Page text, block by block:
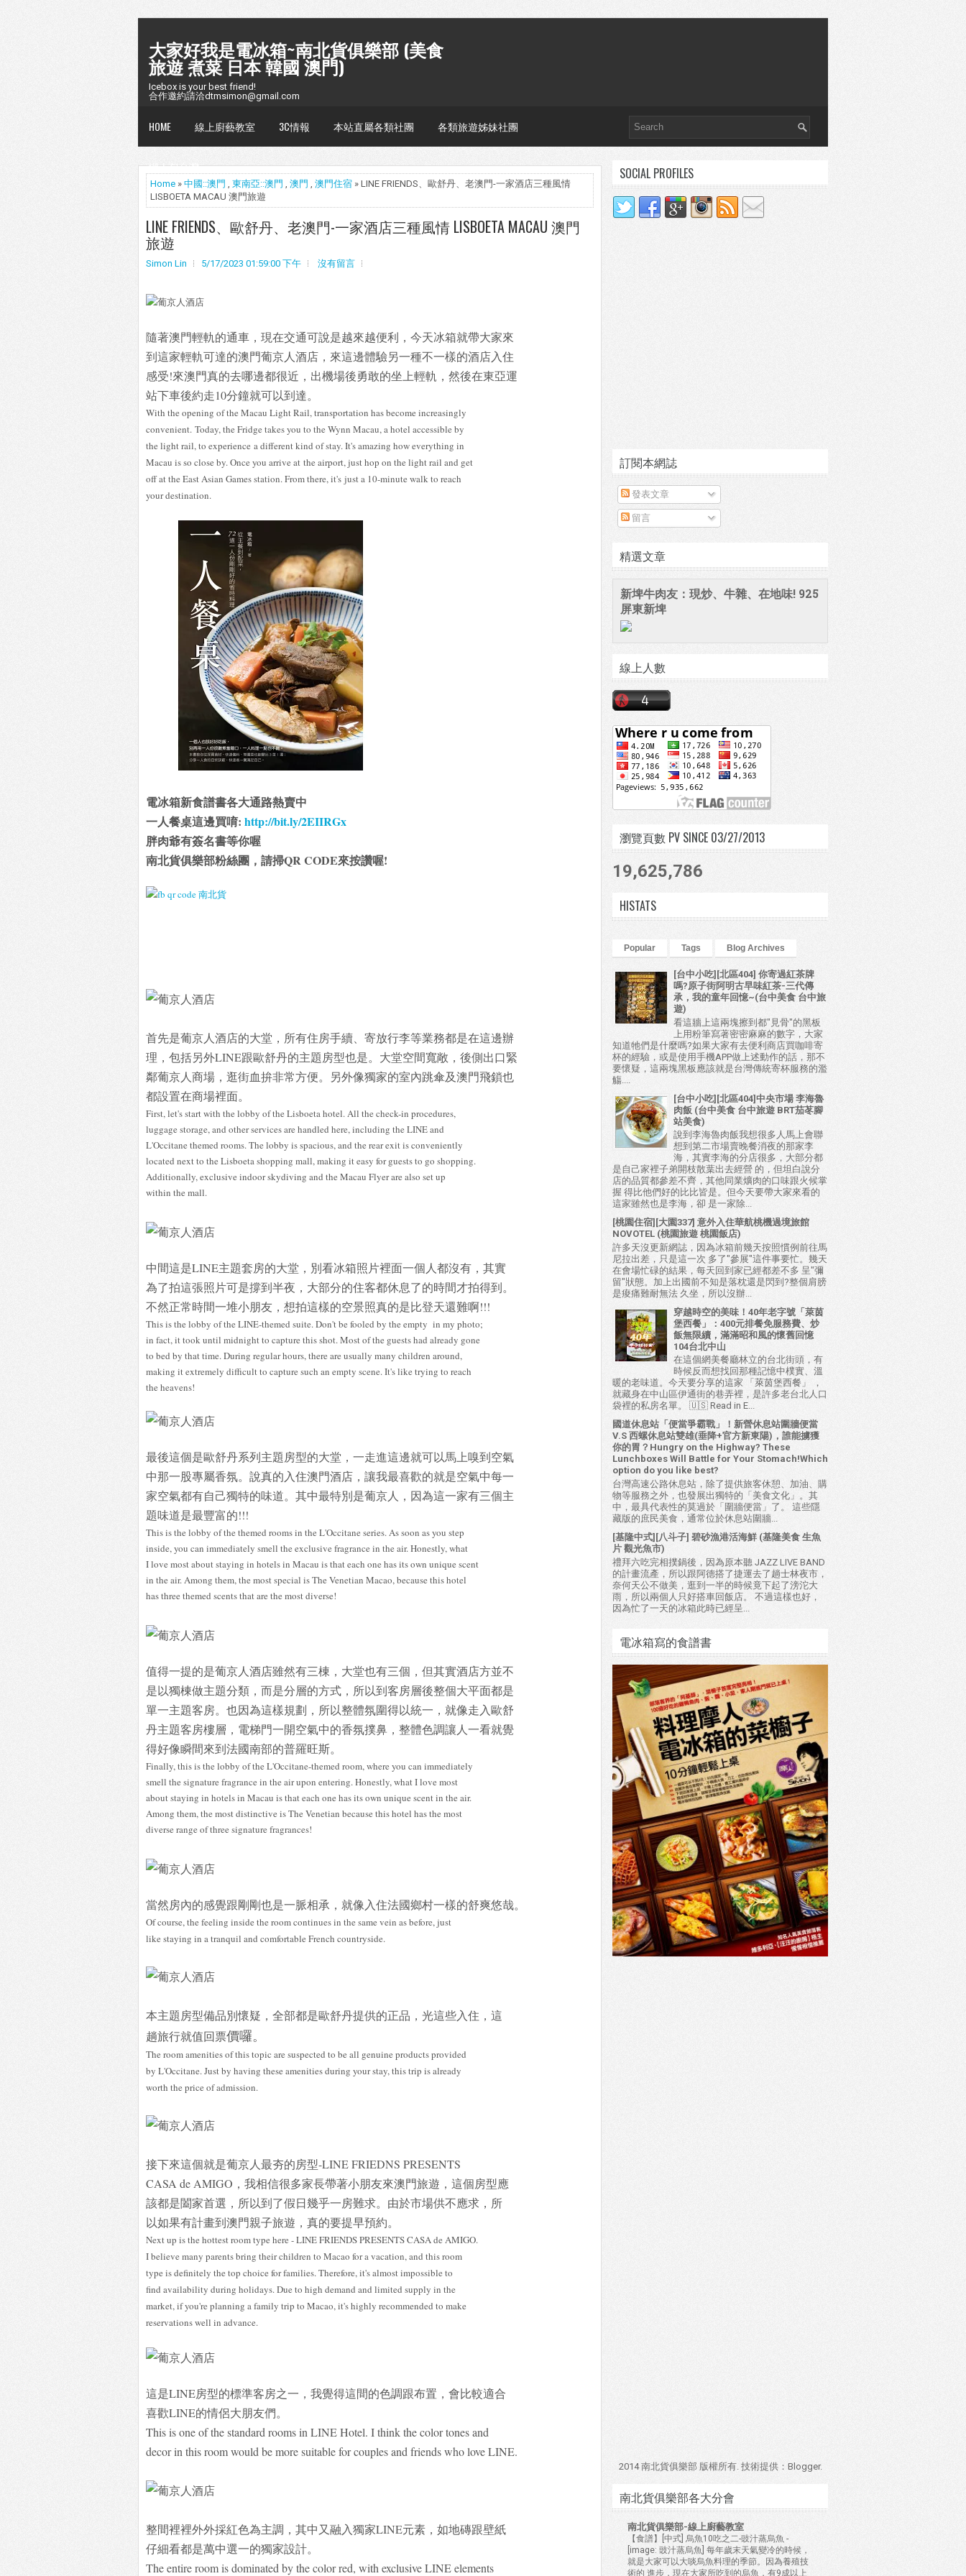
大家好我是電冰箱~南北貨俱樂部 (美食
旅遊 煮菜 日本 韓國 澳門)
Icebox is your best friend!
合作邀約請洽dtmsimon@gmail.com
HOME 線上廚藝教室 3C情報 本站直屬各類社團 各類旅遊姊妹社團
懶人包台灣
Home » 中國::澳門 , 東南亞::澳門 , 澳門 , 澳門住宿 » LINE FRIENDS、歐舒丹、老澳門-一家酒店三種風情
LISBOETA MACAU 澳門旅遊
LINE FRIENDS、歐舒丹、老澳門-一家酒店三種風情 LISBOETA MACAU 澳門
旅遊
Simon Lin 5/17/2023 01:59:00 下午 沒有留言
隨著澳門輕軌的通車，現在交通可說是越來越便利，今天冰箱就帶大家來
到這家輕軌可達的澳門葡京人酒店，來這邊體驗另一種不一樣的酒店入住
感受!來澳門真的去哪邊都很近，出機場後勇敢的坐上輕軌，然後在東亞運
站下車後約走10分鐘就可以到達。
With the opening of the Macau Light Rail, transportation has become increasingly
convenient. Today, the Fridge takes you to the Wynn Macau, a hotel accessible by
the light rail, to experience a different kind of stay. It's amazing how everything in
Macau is so close by. Once you arrive at the airport, just hop on the light rail and get
off at the East Asian Games station. From there, it's just a 10-minute walk to reach
your destination.
電冰箱新食譜書各大通路熱賣中
一人餐桌這邊買唷: http://bit.ly/2EIIRGx
胖肉爺有簽名書等你喔
南北貨俱樂部粉絲團，請掃QR CODE來按讚喔!
首先是葡京人酒店的大堂，所有住房手續、寄放行李等業務都是在這邊辦
理，包括另外LINE跟歐舒丹的主題房型也是。大堂空間寬敞，後側出口緊
鄰葡京人商場，逛街血拚非常方便。另外像獨家的室內跳傘及澳門飛鎖也
都設置在商場裡面。
First, let's start with the lobby of the Lisboeta hotel. All the check-in procedures,
luggage storage, and other services are handled here, including the LINE and
L'Occitane themed rooms. The lobby is spacious, and the rear exit is conveniently
located next to the Lisboeta shopping mall, making it easy for guests to go shopping.
Additionally, exclusive indoor skydiving and the Macau Flyer are also set up
within the mall.
中間這是LINE主題套房的大堂，別看冰箱照片裡面一個人都沒有，其實
為了拍這張照片可是撐到半夜，大部分的住客都休息了的時間才拍得到。
不然正常時間一堆小朋友，想拍這樣的空景照真的是比登天還難啊!!!
This is the lobby of the LINE-themed suite. Don't be fooled by the empty in my photo;
in fact, it took until midnight to capture this shot. Most of the guests had already gone
to bed by that time. During regular hours, there are usually many children around,
making it extremely difficult to capture such an empty scene. It's like trying to reach
the heavens!
最後這個是歐舒丹系列主題房型的大堂，一走進這邊就可以馬上嗅到空氣
中那一股專屬香氛。說真的入住澳門酒店，讓我最喜歡的就是空氣中每一
家空氣都有自己獨特的味道。其中最特別是葡京人，因為這一家有三個主
題味道是最豐富的!!!
This is the lobby of the themed rooms in the L'Occitane series. As soon as you step
inside, you can immediately smell the exclusive fragrance in the air. Honestly, what
I love most about staying in hotels in Macau is that each one has its own unique scent
in the air. Among them, the most special is The Venetian Macao, because this hotel
has three themed scents that are the most diverse!
值得一提的是葡京人酒店雖然有三棟，大堂也有三個，但其實酒店方並不
是以獨棟做主題分類，而是分層的方式，所以到客房層後整個大平面都是
單一主題客房。也因為這樣規劃，所以整體氛圍得以統一，就像走入歐舒
丹主題客房樓層，電梯門一開空氣中的香氛撲鼻，整體色調讓人一看就覺
得好像瞬間來到法國南部的普羅旺斯。
Finally, this is the lobby of the L'Occitane-themed room, where you can immediately
smell the signature fragrance in the air upon entering. Honestly, what I love most
about staying in hotels in Macau is that each one has its own unique scent in the air.
Among them, the most distinctive is The Venetian because this hotel has the most
diverse range of three signature fragrances!
當然房內的感覺跟剛剛也是一脈相承，就像入住法國鄉村一樣的舒爽悠哉。
Of course, the feeling inside the room continues in the same vein as before, just
like staying in a tranquil and comfortable French countryside.
本主題房型備品別懷疑，全部都是歐舒丹提供的正品，光這些入住，這
趟旅行就值回票價囉。
The room amenities of this topic are suspected to be all genuine products provided
by L'Occitane. Just by having these amenities during your stay, this trip is already
worth the price of admission.
接下來這個就是葡京人最夯的房型-LINE FRIEDNS PRESENTS
CASA de AMIGO，我相信很多家長帶著小朋友來澳門旅遊，這個房型應
該都是闔家首選，所以到了假日幾乎一房難求。由於市場供不應求，所
以如果有計畫到澳門親子旅遊，真的要提早預約。
Next up is the hottest room type here - LINE FRIENDS PRESENTS CASA de AMIGO.
I believe many parents bring their children to Macao for a vacation, and this room
type is definitely the top choice for families. Therefore, it's almost impossible to
find availability during holidays. Due to high demand and limited supply in the
market, if you're planning a family trip to Macao, it's highly recommended to make
reservations well in advance.
這是LINE房型的標準客房之一，我覺得這間的色調跟布置，會比較適合
喜歡LINE的情侶大朋友們。
This is one of the standard rooms in LINE Hotel. I think the color tones and
decor in this room would be more suitable for couples and friends who love LINE.
整間裡裡外外採紅色為主調，其中又融入獨家LINE元素，如地磚跟壁紙
仔細看都是萬中選一的獨家設計。
The entire room is dominated by the color red, with exclusive LINE elements
SOCIAL PROFILES
訂閱本網誌
發表文章
留言
精選文章
新埤牛肉友：現炒、牛雜、在地味! 925
屏東新埤
線上人數
瀏覽頁數 PV SINCE 03/27/2013
19,625,786
HISTATS
Popular Tags Blog Archives
[台中小吃][北區404] 你寄過紅茶牌
嗎?原子街阿明古早味紅茶-三代傳
承，我的童年回憶~(台中美食 台中旅
遊)
看這牆上這兩塊擦到都"見骨"的黑板
上用粉筆寫著密密麻麻的數字，大家
知道牠們是什麼嗎?如果大家有去便利商店買咖啡寄
杯的經驗，或是使用手機APP做上述動作的話，那不
要懷疑，這兩塊黑板應該就是台灣傳統寄杯服務的濫
觴....
[台中小吃][北區404]中央市場 李海魯
肉飯 (台中美食 台中旅遊 BRT茄苳腳
站美食)
說到李海魯肉飯我想很多人馬上會聯
想到第二市場賣晚餐消夜的那家李
海，其實李海的分店很多，大部分都
是自己家裡子弟開枝散葉出去經營 的，但坦白說分
店的品質都參差不齊，其他同業爌肉的口味跟火候掌
握 得比他們好的比比皆是。但今天要帶大家來看的
這家雖然也是李海，卻 是一家除...
[桃園住宿][大園337] 意外入住華航桃機過境旅館
NOVOTEL (桃園旅遊 桃園飯店)
許多天沒更新網誌，因為冰箱前幾天按照慣例前往馬
尼拉出差，只是這一次 多了"參展"這件事要忙。幾天
在會場忙碌的結果，每天回到家已經都差不多 呈"彌
留"狀態。加上出國前不知是落枕還是閃到?整個肩膀
是痠痛難耐無法 久坐，所以沒辦...
穿越時空的美味！40年老字號「萊茵
堡西餐」：400元排餐免服務費、炒
飯無限續，滿滿昭和風的懷舊回憶
104台北中山
在這個網美餐廳林立的台北街頭，有
時候反而想找回那種記憶中樸實、溫
暖的老味道。今天要分享的這家 「萊茵堡西餐」 ，
就藏身在中山區伊通街的巷弄裡，是許多老台北人口
袋裡的私房名單。 🇺🇸 Read in E...
國道休息站「便當爭霸戰」！新營休息站圍牆便當
V.S 西螺休息站雙雄(垂降+官方新東陽)，誰能擄獲
你的胃？Hungry on the Highway? These
Lunchboxes Will Battle for Your Stomach!Which
option do you like best?
台灣高速公路休息站，除了提供旅客休憩、加油、購
物等服務之外，也發展出獨特的「美食文化」。其
中，最具代表性的莫過於「圍牆便當」了。 這些隱
藏版的庶民美食，通常位於休息站圍牆...
[基隆中式][八斗子] 碧砂漁港活海鮮 (基隆美食 生魚
片 觀光魚市)
禮拜六吃完相撲鍋後，因為原本聽 JAZZ LIVE BAND
的計畫流產，所以跟阿德搭了捷運去了趟士林夜市，
奈何天公不做美，逛到一半的時候竟下起了滂沱大
雨，所以兩個人只好搭車回飯店。 不過這樣也好，
因為忙了一天的冰箱此時已經呈...
電冰箱寫的食譜書
2014 南北貨俱樂部 版權所有. 技術提供： Blogger.
南北貨俱樂部各大分會
南北貨俱樂部-線上廚藝教室
【食譜】[中式] 烏魚10吃之二-豉汁蒸烏魚 -
[image: 豉汁蒸烏魚] 每年歲末天氣變冷的時候，
就是大家可以大啖烏魚料理的季節。因為養殖技
術的 進步，現在大家所吃到的烏魚，有9成以上